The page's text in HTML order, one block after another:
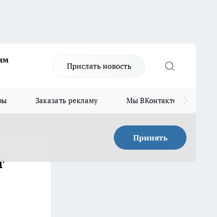
Прислать новость
Заказать рекламу Мы ВКонтакте
Принять